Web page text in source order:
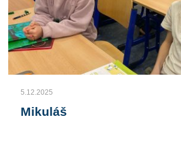
5.12.2025
Mikuláš